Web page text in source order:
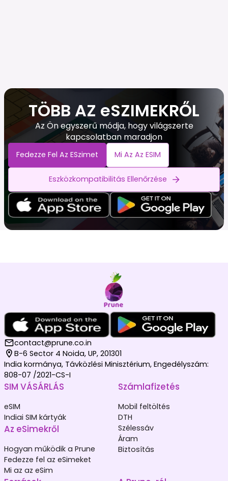
TÖBB AZ eSZIMEKRŐL
Az Ön egyszerű módja, hogy világszerte
kapcsolatban maradjon
Fedezze Fel Az ESzimet Mi Az Az ESIM
Eszközkompatibilitás Ellenőrzése
contact@prune.co.in
B-6 Sector 4 Noida, UP, 201301
India kormánya, Távközlési Minisztérium, Engedélyszám:
808-07 /2021-CS-I
SIM VÁSÁRLÁS
eSIM
Indiai SIM kártyák
Az eSimekről
Hogyan működik a Prune
Fedezze fel az eSimeket
Mi az az eSim
Számlafizetés
Mobil feltöltés
DTH
Szélessáv
Áram
Biztosítás